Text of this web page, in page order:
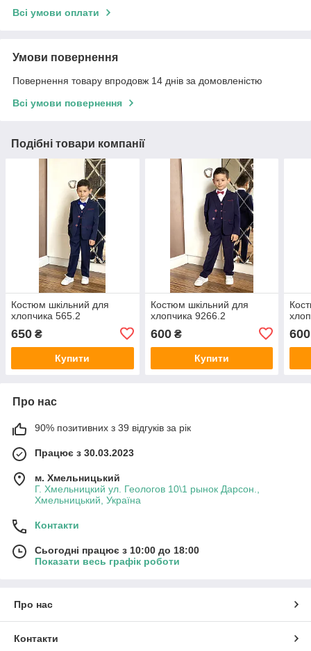
Всі умови оплати
Умови повернення
Повернення товару впродовж 14 днів за домовленістю
Всі умови повернення
Подібні товари компанії
Костюм шкільний для
хлопчика 565.2
650 ₴
Купити
Костюм шкільний для
хлопчика 9266.2
600₴
Купити
600
Про нас
90% позитивних з 39 відгуків за рік
Працює з 30.03.2023
м. Хмельницький
Г. Хмельницкий ул. Геологов 10\1 рынок Дарсон.,
Хмельницький, Україна
Контакти
Сьогодні працює з 10:00 до 18:00
Показати весь графік роботи
Про нас
Контакти